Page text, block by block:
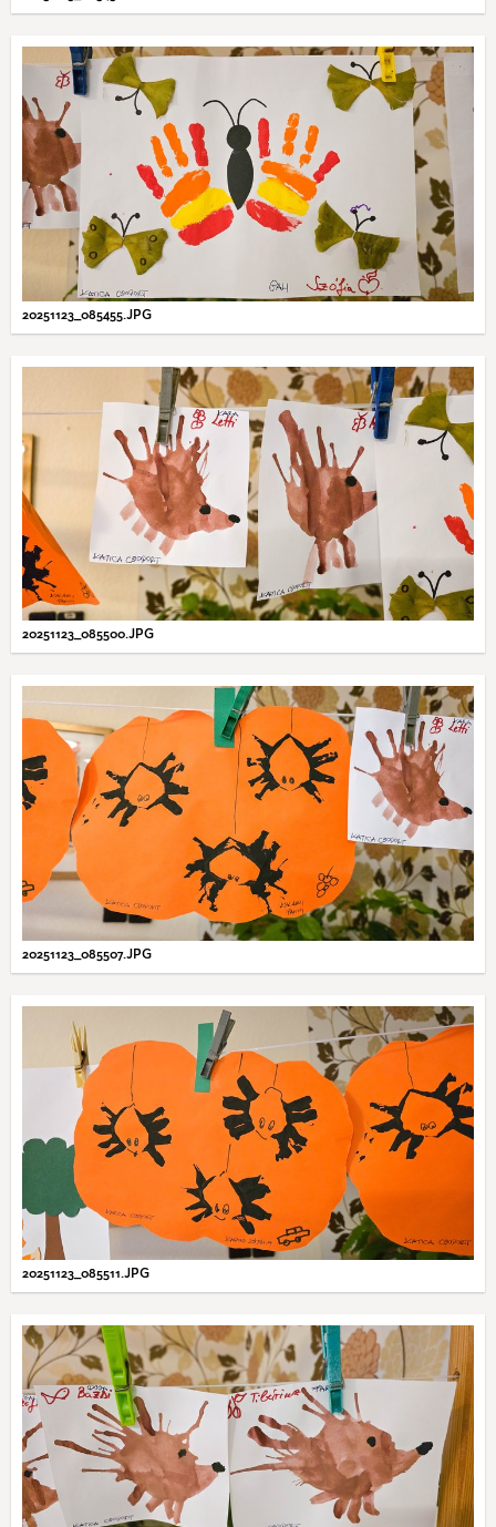
20251123_085455.JPG
20251123_085500.JPG
20251123_085507.JPG
20251123_085511.JPG